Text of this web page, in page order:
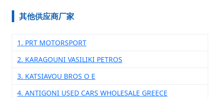
其他供应商厂家
1. PRT MOTORSPORT
2. KARAGOUNI VASILIKI PETROS
3. KATSIAVOU BROS O E
4. ANTIGONI USED CARS WHOLESALE GREECE